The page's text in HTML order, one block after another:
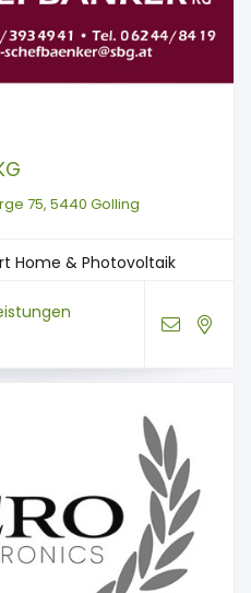
75, 5440 Golling
Home & Photovoltaik